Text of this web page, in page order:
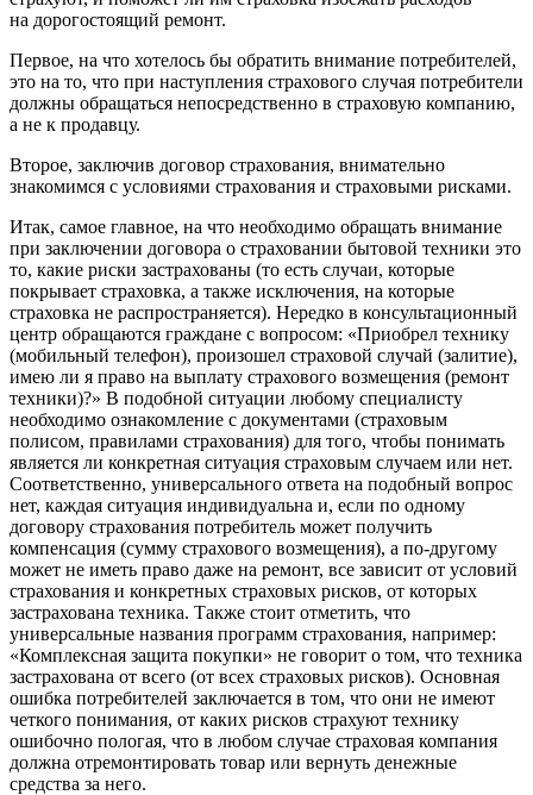
на дорогостоящий ремонт.
Первое, на что хотелось бы обратить внимание потребителей,
это на то, что при наступления страхового случая потребители
должны обращаться непосредственно в страховую компанию,
а не к продавцу.
Второе, заключив договор страхования, внимательно
знакомимся с условиями страхования и страховыми рисками.
Итак, самое главное, на что необходимо обращать внимание
при заключении договора о страховании бытовой техники это
то, какие риски застрахованы (то есть случаи, которые
покрывает страховка, а также исключения, на которые
страховка не распространяется). Нередко в консультационный
центр обращаются граждане с вопросом: «Приобрел технику
(мобильный телефон), произошел страховой случай (залитие),
имею ли я право на выплату страхового возмещения (ремонт
техники)?» В подобной ситуации любому специалисту
необходимо ознакомление с документами (страховым
полисом, правилами страхования) для того, чтобы понимать
является ли конкретная ситуация страховым случаем или нет.
Соответственно, универсального ответа на подобный вопрос
нет, каждая ситуация индивидуальна и, если по одному
договору страхования потребитель может получить
компенсация (сумму страхового возмещения), а по-другому
может не иметь право даже на ремонт, все зависит от условий
страхования и конкретных страховых рисков, от которых
застрахована техника. Также стоит отметить, что
универсальные названия программ страхования, например:
«Комплексная защита покупки» не говорит о том, что техника
застрахована от всего (от всех страховых рисков). Основная
ошибка потребителей заключается в том, что они не имеют
четкого понимания, от каких рисков страхуют технику
ошибочно пологая, что в любом случае страховая компания
должна отремонтировать товар или вернуть денежные
средства за него.